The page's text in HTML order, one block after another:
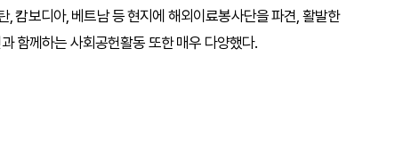
캄보디아, 베트남 등 현지에 해외이료봉사단을 파견, 활발한
함께하는 사회공헌활동 또한 매우 다양했다.